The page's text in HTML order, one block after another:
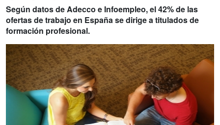
Según datos de Adecco e Infoempleo, el 42% de las
ofertas de trabajo en España se dirige a titulados de
formación profesional.